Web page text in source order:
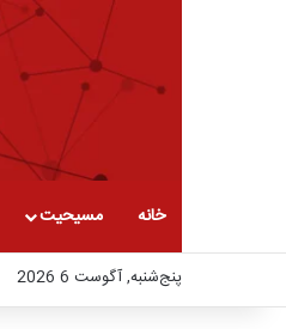
خانه مسیحیت
پنج‌شنبه, آگوست 6 2026